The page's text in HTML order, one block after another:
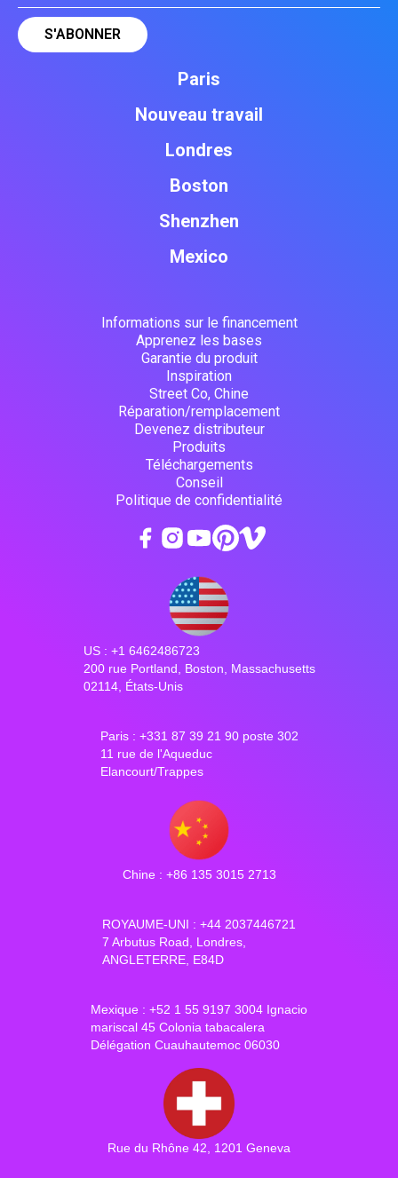
Paris
Nouveau travail
Londres
Boston
Shenzhen
Mexico
Informations sur le financement
Apprenez les bases
Garantie du produit
Inspiration
Street Co, Chine
Réparation/remplacement
Devenez distributeur
Produits
Téléchargements
Conseil
Politique de confidentialité
US : +1 6462486723
200 rue Portland, Boston, Massachusetts
02114, États-Unis
Paris : +331 87 39 21 90 poste 302
11 rue de l'Aqueduc
Elancourt/Trappes
Chine : +86 135 3015 2713
ROYAUME-UNI : +44 2037446721
7 Arbutus Road, Londres,
ANGLETERRE, E84D
Mexique : +52 1 55 9197 3004 Ignacio
mariscal 45 Colonia tabacalera
Délégation Cuauhautemoc 06030
Rue du Rhône 42, 1201 Geneva